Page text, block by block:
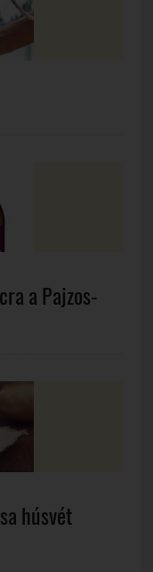
a Pajzos-
húsvét